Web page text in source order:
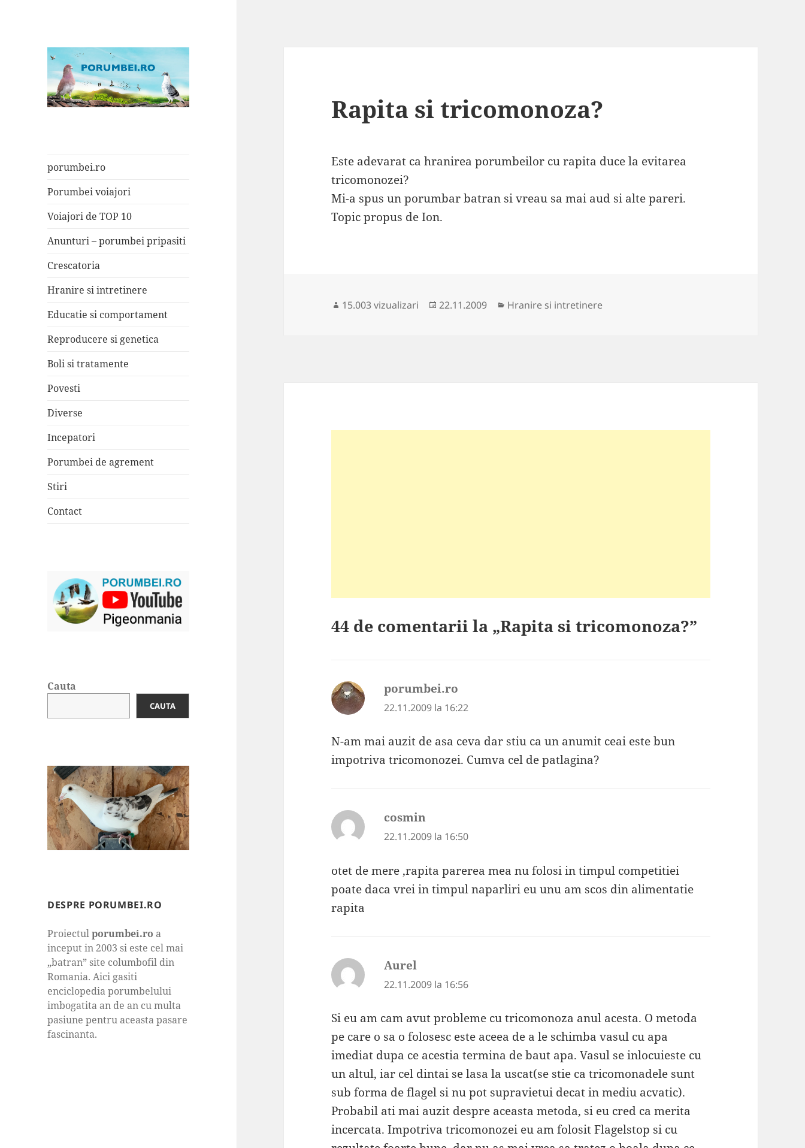
porumbei.ro
Porumbei voiajori
Voiajori de TOP 10
Anunturi – porumbei pripasiti
Crescatoria
Hranire si intretinere
Educatie si comportament
Reproducere si genetica
Boli si tratamente
Povesti
Diverse
Incepatori
Porumbei de agrement
Stiri
Contact
Cauta
CAUTA
DESPRE PORUMBEI.RO
Proiectulporumbei.ro a
inceput in 2003 si este cel mai
„batran” site columbofil din
Romania. Aici gasiti
enciclopedia porumbelului
imbogatita an de an cu multa
pasiune pentru aceasta pasare
fascinanta.
Rapita si tricomonoza?
Este adevarat ca hranirea porumbeilor cu rapita duce la evitarea
tricomonozei?
Mi-a spus un porumbar batran si vreau sa mai aud si alte pareri.
Topic propus de Ion.
15.003 vizualizari
Publicat
22.11.2009 Categorii
Hranire si intretinere
44 de comentarii la „Rapita si tricomonoza?”
porumbei.ro
22.11.2009 la 16:22
N-am mai auzit de asa ceva dar stiu ca un anumit ceai este bun
impotriva tricomonozei. Cumva cel de patlagina?
cosmin
22.11.2009 la 16:50
otet de mere ,rapita parerea mea nu folosi in timpul competitiei
poate daca vrei in timpul naparliri eu unu am scos din alimentatie
rapita
Aurel
22.11.2009 la 16:56
Si eu am cam avut probleme cu tricomonoza anul acesta. O metoda
pe care o sa o folosesc este aceea de a le schimba vasul cu apa
imediat dupa ce acestia termina de baut apa. Vasul se inlocuieste cu
un altul, iar cel dintai se lasa la uscat(se stie ca tricomonadele sunt
sub forma de flagel si nu pot supravietui decat in mediu acvatic).
Probabil ati mai auzit despre aceasta metoda, si eu cred ca merita
incercata. Impotriva tricomonozei eu am folosit Flagelstop si cu